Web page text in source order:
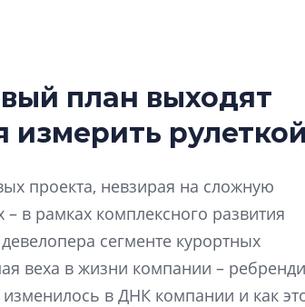
вывести на рынок
Проект
план выходят
измерить
проекта, невзирая на сложную
в рамках комплексного развития
сегменте курортных
веха в жизни компании –
в ДНК компании и как
Что
в ГК